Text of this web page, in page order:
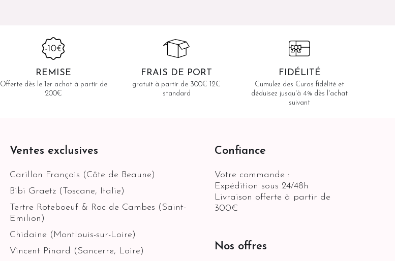
REMISE
Offerte dès le 1er achat à partir de
200€
FRAIS DE PORT
gratuit à partir de 300€ 12€
standard
FIDÉLITÉ
Cumulez des €uros fidélité et
déduisez jusqu'à 4% dès l'achat
suivant
Ventes exclusives
Carillon François (Côte de Beaune)
Bibi Graetz (Toscane, Italie)
Tertre Roteboeuf & Roc de Cambes (Saint-
Emilion)
Chidaine (Montlouis-sur-Loire)
Vincent Pinard (Sancerre, Loire)
Confiance
Votre commande :
Expédition sous 24/48h
Livraison offerte à partir de
300€
Nos offres